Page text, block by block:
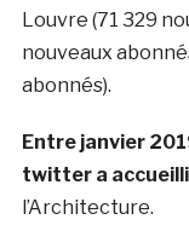
Louvre (71 329
nouveaux
abonnés).
Entre janvier
twitter a accueilli
l’Architecture.